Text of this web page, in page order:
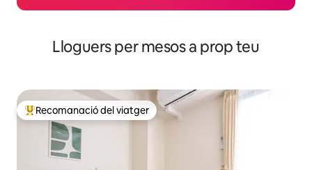
Lloguers per mesos a prop teu
Principals recomanacions dels viatgers
Recomanació del viatger